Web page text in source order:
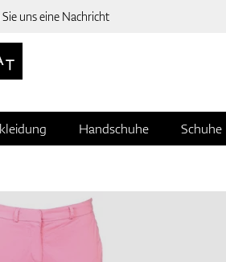
uns eine Nachricht
Handschuhe Schuhe